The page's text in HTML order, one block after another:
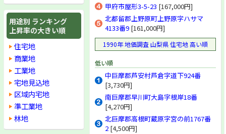
甲府市屋形3-5-23 [167,000円]
北都留郡上野原町上野原字ハサマ
4133番9 [161,000円]
1990年 地価調査 山梨県 住宅地 高い順
低い順
中巨摩郡芦安村芦倉字道下924番
[3,730円]
南巨摩郡早川町大島字根岸18番
[4,270円]
北巨摩郡高根町蔵原字宮の前1767番
2 [4,500円]
用途別 ランキング
上昇率の大きい順
住宅地
商業地
工業地
宅地見込地
区域内宅地
準工業地
林地